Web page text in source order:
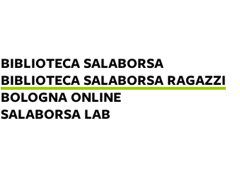
BIBLIOTECA SALABORSA
BIBLIOTECA SALABORSA RAGAZZI
BOLOGNA ONLINE
SALABORSA LAB